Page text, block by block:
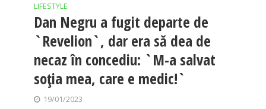
LIFESTYLE
Dan Negru a fugit departe de
`Revelion`, dar era să dea de
necaz în concediu: `M-a salvat
soția mea, care e medic!`
19/01/2023